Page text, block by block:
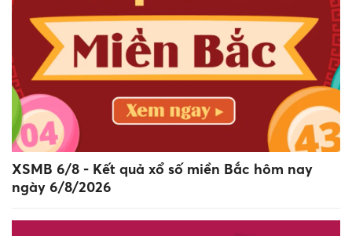
XSMB 6/8 - Kết quả xổ số miền Bắc hôm nay
ngày 6/8/2026